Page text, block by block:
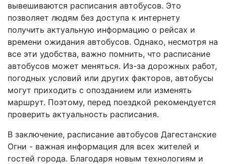
вывешиваются расписания автобусов. Это
позволяет людям без доступа к интернету
получить актуальную информацию о рейсах и
времени ожидания автобусов. Однако, несмотря на
все эти удобства, важно помнить, что расписание
автобусов может меняться. Из-за дорожных работ,
погодных условий или других факторов, автобусы
могут приходить с опозданием или изменять
маршрут. Поэтому, перед поездкой рекомендуется
проверить актуальность расписания.
В заключение, расписание автобусов Дагестанские
Огни - важная информация для всех жителей и
гостей города. Благодаря новым технологиям и